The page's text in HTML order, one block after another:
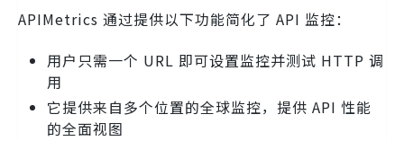
APIMetrics 通过提供以下功能简化了 API 监控：
用户只需一个 URL 即可设置监控并测试 HTTP 调
用
它提供来自多个位置的全球监控，提供 API 性能
的全面视图